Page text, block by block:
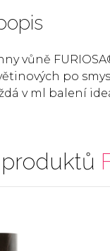
vůně
po
v ml balení